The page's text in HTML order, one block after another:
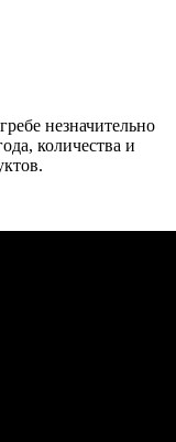
незначительно
количества и